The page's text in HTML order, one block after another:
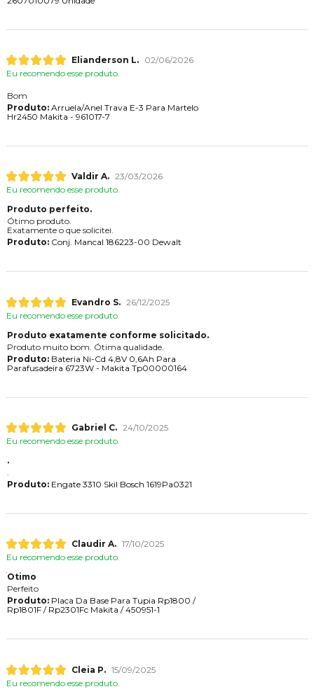
Elianderson L.
02/06/2026
Eu recomendo esse produto.
Bom
Produto:Arruela/Anel Trava E-3 Para Martelo
Hr2450 Makita - 961017-7
Valdir A. 23/03/2026
Eu recomendo esse produto.
Produto perfeito.
Ótimo produto.
Exatamente o que solicitei.
Produto:Conj. Mancal 186223-00 Dewalt
Evandro S. 26/12/2025
Eu recomendo esse produto.
Produto exatamente conforme solicitado.
Produto muito bom. Ótima qualidade.
Produto:Bateria Ni-Cd 4,8V 0,6Ah Para
Parafusadeira 6723W - Makita Tp00000164
Gabriel C. 24/10/2025
Eu recomendo esse produto.
.
.
Produto:Engate 3310 Skil Bosch 1619Pa0321
Claudir A. 17/10/2025
Eu recomendo esse produto.
Otimo
Perfeito
Produto:Placa Da Base Para Tupia Rp1800 /
Rp1801F / Rp2301Fc Makita / 450951-1
Cleia P. 15/09/2025
Eu recomendo esse produto.